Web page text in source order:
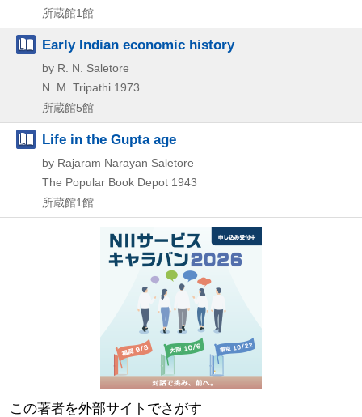
所蔵館1館
Early Indian economic history
by R. N. Saletore
N. M. Tripathi 1973
所蔵館5館
Life in the Gupta age
by Rajaram Narayan Saletore
The Popular Book Depot 1943
所蔵館1館
この著者を外部サイトでさがす